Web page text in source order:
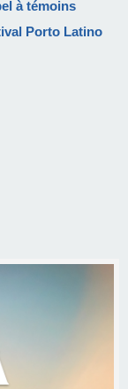
à témoins
Porto Latino